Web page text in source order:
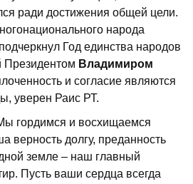
ради достижения общей цели.
народа
Год единства народов
Президентом Владимиром
и согласие являются
уверен Раис РТ.
гордимся и восхищаемся
верность долгу, преданность
земле – наш главный
Пусть ваши сердца всегда